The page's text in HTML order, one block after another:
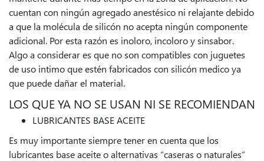
cuentan con ningún agregado anestésico ni relajante debido
a que la molécula de silicón no acepta ningún componente
adicional. Por esta razón es inoloro, incoloro y sinsabor.
Algo a considerar es que no son compatibles con juguetes
de uso intimo que estén fabricados con silicón medico ya
que puede dañar el material.
LOS QUE YA NO SE USAN NI SE RECOMIENDAN
LUBRICANTES BASE ACEITE
Es muy importante siempre tener en cuenta que los
lubricantes base aceite o alternativas “caseras o naturales”